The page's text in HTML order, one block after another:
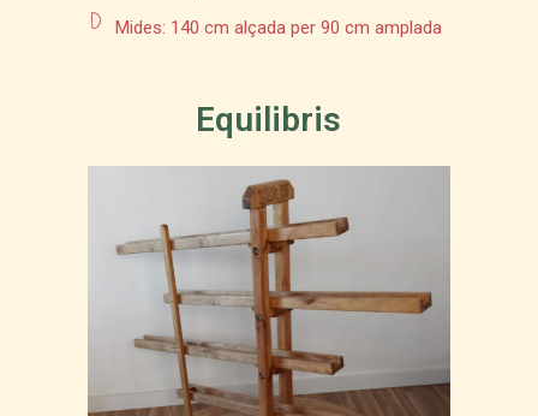
Mides: 140 cm alçada per 90 cm amplada
Equilibris